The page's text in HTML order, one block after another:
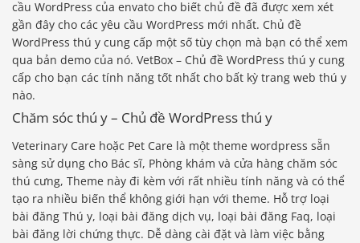
cầu WordPress của envato cho biết chủ đề đã được xem xét
gần đây cho các yêu cầu WordPress mới nhất. Chủ đề
WordPress thú y cung cấp một số tùy chọn mà bạn có thể xem
qua bản demo của nó. VetBox – Chủ đề WordPress thú y cung
cấp cho bạn các tính năng tốt nhất cho bất kỳ trang web thú y
nào.
Chăm sóc thú y – Chủ đề WordPress thú y
Veterinary Care hoặc Pet Care là một theme wordpress sẵn
sàng sử dụng cho Bác sĩ, Phòng khám và cửa hàng chăm sóc
thú cưng, Theme này đi kèm với rất nhiều tính năng và có thể
tạo ra nhiều biến thể không giới hạn với theme. Hỗ trợ loại
bài đăng Thú y, loại bài đăng dịch vụ, loại bài đăng Faq, loại
bài đăng lời chứng thực. Dễ dàng cài đặt và làm việc bằng